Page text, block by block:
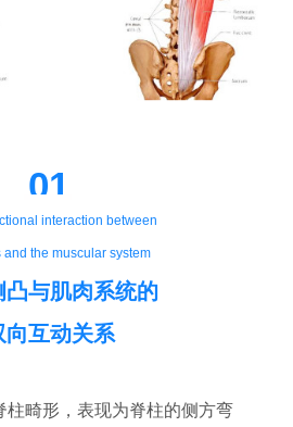
01
interaction between
and the muscular system
凸与肌肉系统的
向互动关系
柱畸形，表现为脊柱的侧方弯